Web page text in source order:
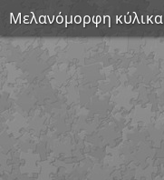
Μελανόμορφη